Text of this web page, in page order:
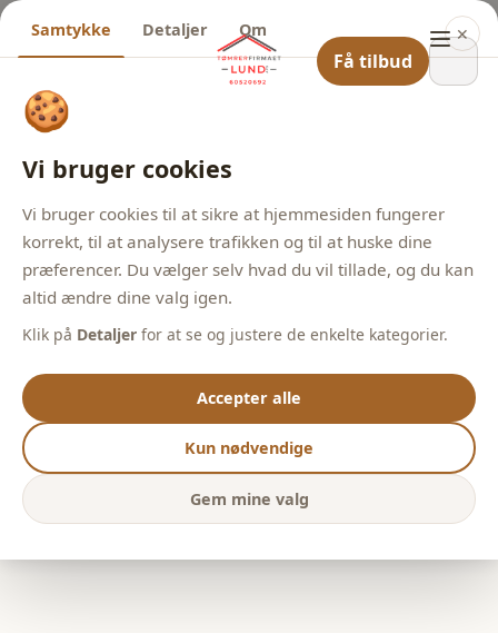
Få tilbud
✕
Samtykke Detaljer Om
🍪
Vi bruger cookies
Vi bruger cookies til at sikre at hjemmesiden fungerer
korrekt, til at analysere trafikken og til at huske dine
præferencer. Du vælger selv hvad du vil tillade, og du kan
altid ændre dine valg igen.
Klik på Detaljer for at se og justere de enkelte kategorier.
Accepter alle
Kun nødvendige
Gem mine valg